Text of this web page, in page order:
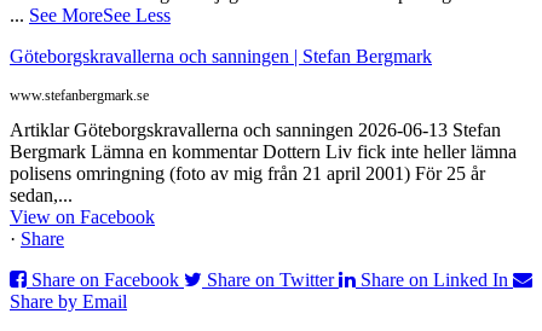
... See MoreSee Less
Göteborgskravallerna och sanningen | Stefan Bergmark
www.stefanbergmark.se
Artiklar Göteborgskravallerna och sanningen 2026-06-13 Stefan
Bergmark Lämna en kommentar Dottern Liv fick inte heller lämna
polisens omringning (foto av mig från 21 april 2001) För 25 år
sedan,...
View on Facebook
· Share
Share on Facebook
Share on Twitter
Share on Linked In
Share by Email